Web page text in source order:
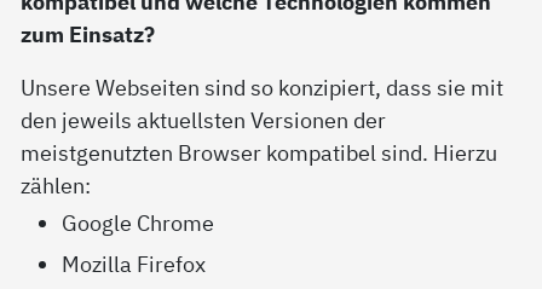
zum Einsatz?
Unsere Webseiten sind so konzipiert, dass sie mit
den jeweils aktuellsten Versionen der
meistgenutzten Browser kompatibel sind. Hierzu
zählen:
Google Chrome
Mozilla Firefox